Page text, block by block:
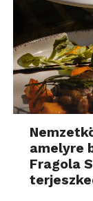
hálózatot
Mbps le és
Összegzés
amelyre
Fragola